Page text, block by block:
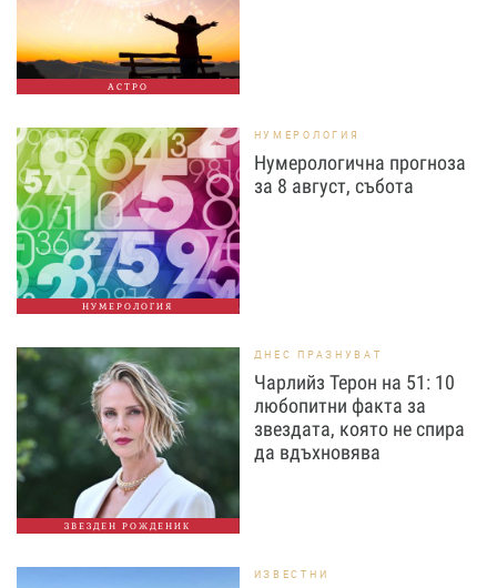
АСТРО
НУМЕРОЛОГИЯ
НУМЕРОЛОГИЯ
Нумерологична прогноза
за 8 август, събота
ЗВЕЗДЕН РОЖДЕНИК
ДНЕС ПРАЗНУВАТ
Чарлийз Терон на 51: 10
любопитни факта за
звездата, която не спира
да вдъхновява
ИЗВЕСТНИ